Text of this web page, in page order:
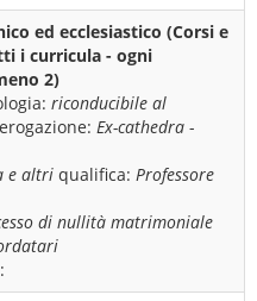
ed ecclesiastico (Corsi e
i curricula - ogni
2)
riconducibile al
Ex-cathedra -
e altri qualifica: Professore
di nullità matrimoniale